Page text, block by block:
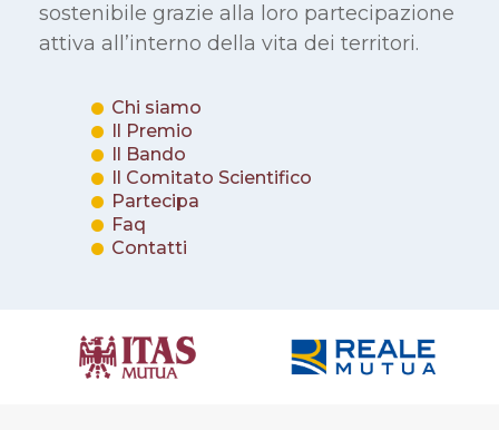
sostenibile grazie alla loro partecipazione
attiva all’interno della vita dei territori.
Chi siamo
Il Premio
Il Bando
Il Comitato Scientifico
Partecipa
Faq
Contatti